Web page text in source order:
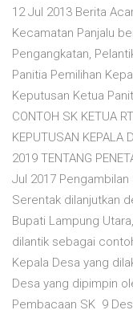
12 Jul 2013 Berita
Kecamatan Panjalu
Pengangkatan,
Panitia Pemilihan
Keputusan Ketua
CONTOH SK KETUA
KEPUTUSAN KEPALA
2019 TENTANG
Jul 2017
Serentak dilanjutkan
Bupati Lampung
dilantik sebagai
Kepala Desa yang
Desa yang dipimpin
Pembacaan SK 9